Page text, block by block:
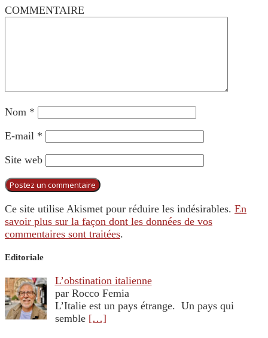
COMMENTAIRE
Nom *
E-mail *
Site web
Ce site utilise Akismet pour réduire les indésirables. En
savoir plus sur la façon dont les données de vos
commentaires sont traitées.
Editoriale
L’obstination italienne
par Rocco Femia
L’Italie est un pays étrange. Un pays qui
semble […]